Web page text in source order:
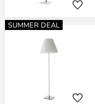
SUMMER DEAL